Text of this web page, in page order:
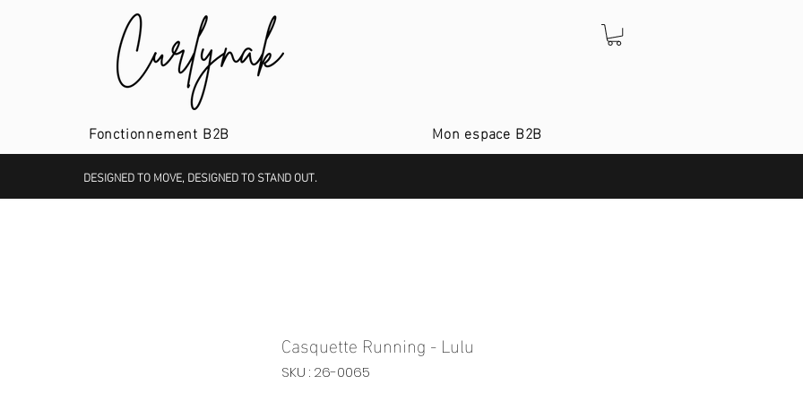
Fonctionnement B2B Mon espace B2B
DESIGNED TO MOVE, DESIGNED TO STAND OUT.
Casquette Running - Lulu
SKU : 26-0065